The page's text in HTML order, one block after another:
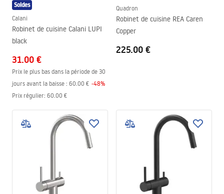
Soldes
Calani
Robinet de cuisine Calani LUPI
black
31.00 €
Prix le plus bas dans la période de 30
jours avant la baisse : 60.00 € -48%
Prix régulier: 60.00 €
Quadron
Robinet de cuisine REA Caren
Copper
225.00 €